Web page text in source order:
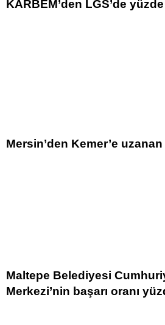
KARBEM’den LGS’de
Mersin’den Kemer’e
Maltepe Belediyesi
Merkezi’nin başarı oranı